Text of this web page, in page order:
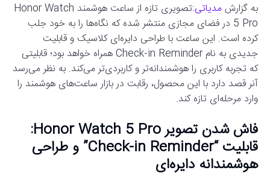
به گزارشمدیاتی
:تصویری تازه از ساعت هوشمند Honor Watch
5 Pro در فضای مجازی منتشر شده که نگاه‌ها را به خود جلب
کرده است. این ساعت با طراحی دایره‌ای کلاسیک و قابلیت
جدیدی به نام Check-in Reminder همراه خواهد بود؛ قابلیتی
که تجربه کاربری را هوشمندانه‌تر و کاربردی‌تر می‌کند. به نظر می‌رسد
آنر قصد دارد با این محصول، رقابت در بازار ساعت‌های هوشمند را
وارد مرحله‌ای تازه کند.
فاش شدن تصویر Honor Watch 5 Pro:
قابلیت “Check-in Reminder” و طراحی
هوشمندانه دایره‌ای